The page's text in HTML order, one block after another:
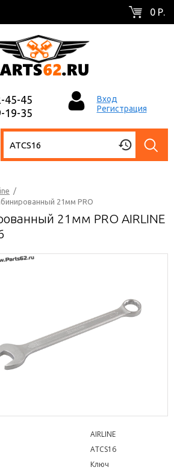
0 Р.
45-45
19-35
Вход
Регистрация
/
21мм PRO
21мм PRO AIRLINE
AIRLINE
ATCS16
Ключ